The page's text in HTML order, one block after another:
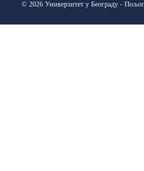
© 2026 Универзитет у Београду -